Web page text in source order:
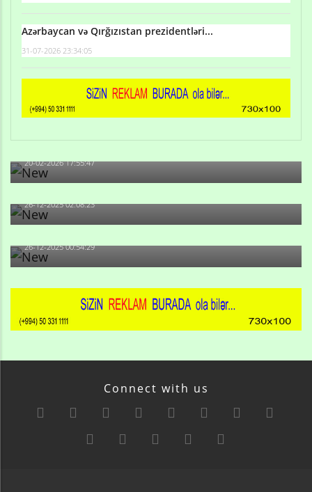
Azərbaycan və Qırğızıstan prezidentləri...
31-07-2026 23:34:05
Qulu Məhərrəmli: Sosial şəbəkələrdə söyüş niyə artıb?
20-02-2026 17:55:47
Məni bura NAZİR GÖNDƏRİB - 1937-ci ildən fəaliyyətdə
olan və...
26-12-2025 02:08:23
-Ay qız, sən məhkəməni udmayacaqsan... Sən bilirsən
də, məni...
26-12-2025 00:54:29
Connect with us